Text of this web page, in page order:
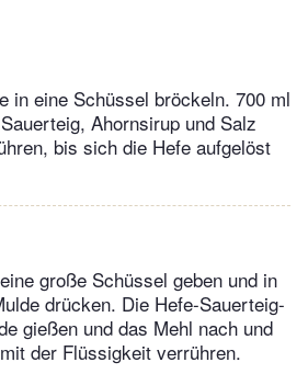
in eine Schüssel bröckeln. 700 ml
Ahornsirup und Salz
bis sich die Hefe aufgelöst
große Schüssel geben und in
drücken. Die Hefe-Sauerteig-
gießen und das Mehl nach und
der Flüssigkeit verrühren.